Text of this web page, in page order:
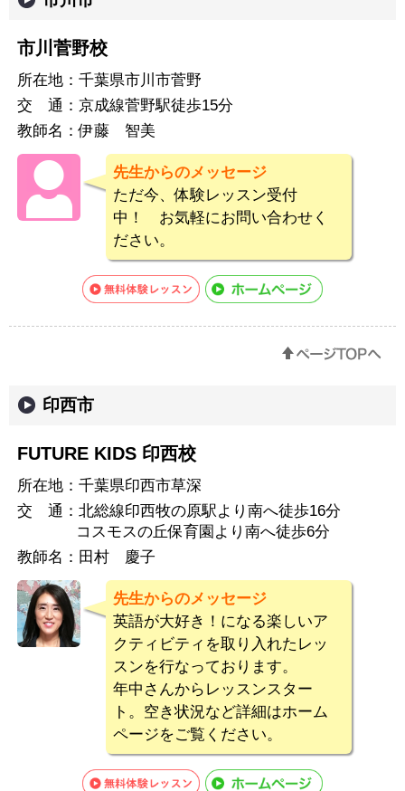
市川菅野校
所在地： 千葉県市川市菅野
交 通： 京成線菅野駅徒歩15分
教師名：伊藤 智美
先生からのメッセージ
ただ今、体験レッスン受付
中！ お気軽にお問い合わせく
ださい。
印西市
FUTURE KIDS 印西校
所在地： 千葉県印西市草深
交 通： 北総線印西牧の原駅より南へ徒歩16分
コスモスの丘保育園より南へ徒歩6分
教師名： 田村 慶子
先生からのメッセージ
英語が大好き！になる楽しいア
クティビティを取り入れたレッ
スンを行なっております。
年中さんからレッスンスター
ト。空き状況など詳細はホーム
ページをご覧ください。